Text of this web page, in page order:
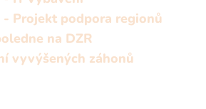
- Projekt podpora regionů
na DZR
vyvýšených záhonů